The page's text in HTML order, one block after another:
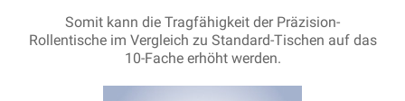
Somit kann die Tragfähigkeit der Präzision-
Rollentische im Vergleich zu Standard-Tischen auf das
10-Fache erhöht werden.